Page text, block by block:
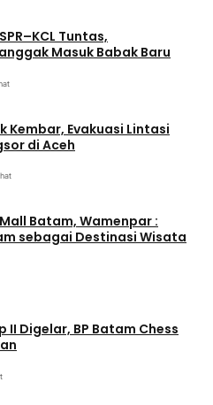
Tuntas,
Masuk Babak Baru
Kembar, Evakuasi Lintasi
di Aceh
Mall Batam, Wamenpar :
sebagai Destinasi Wisata
II Digelar, BP Batam Chess